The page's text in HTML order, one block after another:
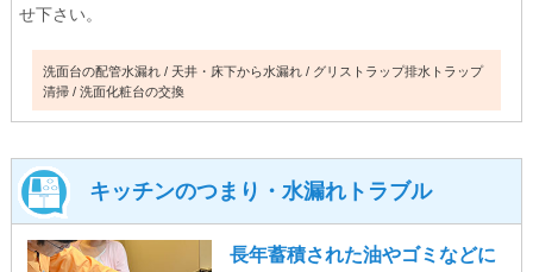
せ下さい。
洗面台の配管水漏れ 天井・床下から水漏れ
グリストラップ排水トラップ
清掃
洗面化粧台の交換
キッチンのつまり・水漏れトラブル
長年蓄積された油やゴミなどに